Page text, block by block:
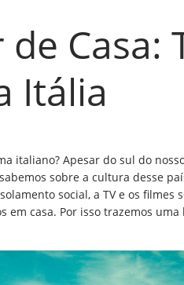
Casa:
Itália
italiano? Apesar do sul do
sobre a cultura desse
social, a TV e os filmes
casa. Por isso trazemos uma